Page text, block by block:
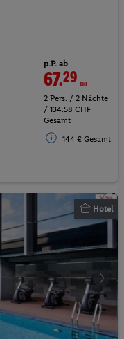
p.P. ab
67.29CHF
2 Pers. / 2 Nächte
/ 134.58 CHF
Gesamt
144 € Gesamt
Hotel